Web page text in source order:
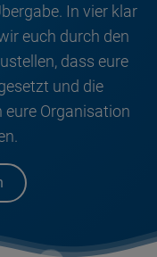
In vier klar
euch durch den
dass eure
und die
Organisation